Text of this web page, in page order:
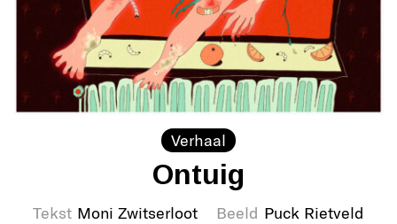
Verhaal
Ontuig
Tekst Moni Zwitserloot Beeld Puck Rietveld